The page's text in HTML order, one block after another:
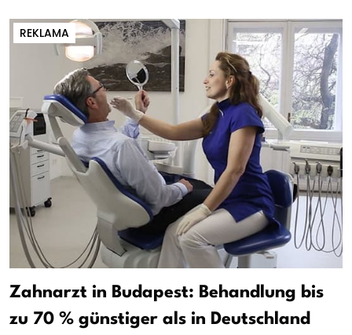
REKLAMA
Zahnarzt in Budapest: Behandlung bis
zu 70 % günstiger als in Deutschland